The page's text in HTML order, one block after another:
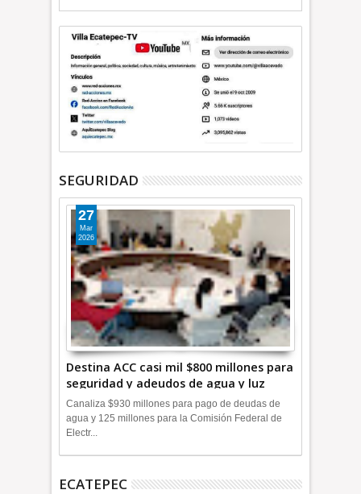
SEGURIDAD
Destina ACC casi mil $800 millones para
seguridad y adeudos de agua y luz
+Video
27
Mar
2026
Canaliza $930 millones para pago de deudas de
agua y 125 millones para la Comisión Federal de
Electr...
ECATEPEC